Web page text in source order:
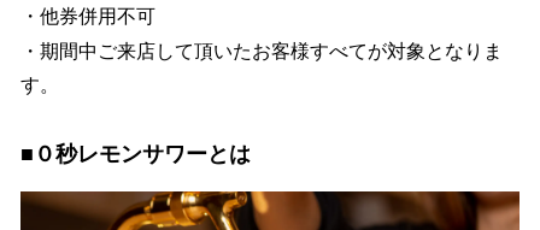
・他券併用不可
・期間中ご来店して頂いたお客様すべてが対象となりま
す。
■０秒レモンサワーとは